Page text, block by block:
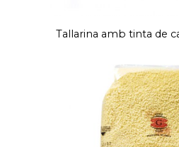
Tallarina amb tinta de